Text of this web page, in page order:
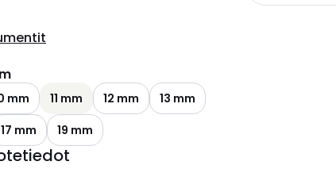
mm 11 mm 12 mm
13 mm
17 mm 19 mm